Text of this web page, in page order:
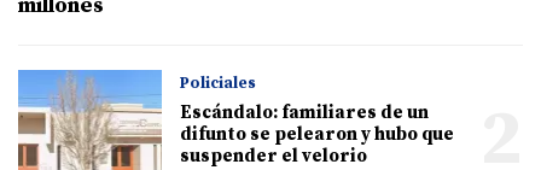
millones
Policiales
Escándalo: familiares de un
difunto se pelearon y hubo que
suspender el velorio